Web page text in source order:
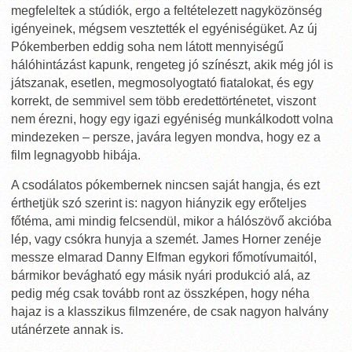
megfeleltek a stúdiók, ergo a feltételezett nagyközönség
igényeinek, mégsem vesztették el egyéniségüket. Az új
Pókemberben eddig soha nem látott mennyiségű
hálóhintázást kapunk, rengeteg jó színészt, akik még jól is
játszanak, esetlen, megmosolyogtató fiatalokat, és egy
korrekt, de semmivel sem több eredettörténetet, viszont
nem érezni, hogy egy igazi egyéniség munkálkodott volna
mindezeken – persze, javára legyen mondva, hogy ez a
film legnagyobb hibája.
A csodálatos pókembernek nincsen saját hangja, és ezt
érthetjük szó szerint is: nagyon hiányzik egy erőteljes
főtéma, ami mindig felcsendül, mikor a hálószövő akcióba
lép, vagy csókra hunyja a szemét. James Horner zenéje
messze elmarad Danny Elfman egykori főmotívumaitól,
bármikor bevágható egy másik nyári produkció alá, az
pedig még csak tovább ront az összképen, hogy néha
hajaz is a klasszikus filmzenére, de csak nagyon halvány
utánérzete annak is.